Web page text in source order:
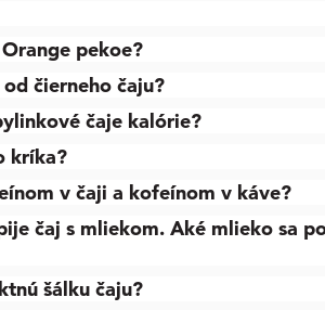
pekoe?
čierneho čaju?
čaje kalórie?
kríka?
v čaji a kofeínom v káve?
čaj s mliekom. Aké mlieko sa
šálku čaju?